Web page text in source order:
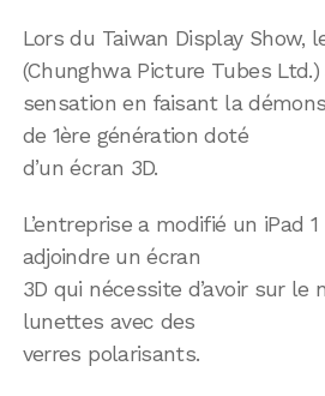
Lors du Taiwan Display Show,
(Chunghwa Picture Tubes
sensation en faisant la
de 1ère génération doté
d’un écran 3D.
L’entreprise a modifié un iPad
adjoindre un écran
3D qui nécessite d’avoir sur le
lunettes avec des
verres polarisants.